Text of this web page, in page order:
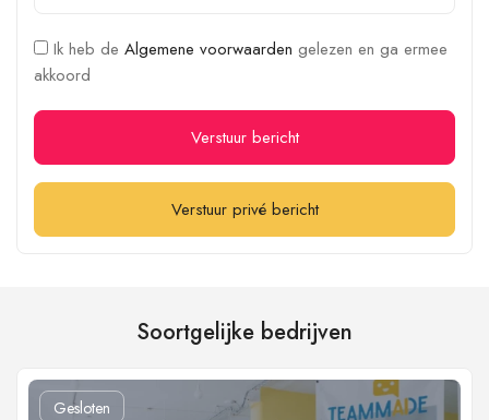
Ik heb de Algemene voorwaarden gelezen en ga ermee
akkoord
Verstuur bericht
Verstuur privé bericht
Soortgelijke bedrijven
Gesloten